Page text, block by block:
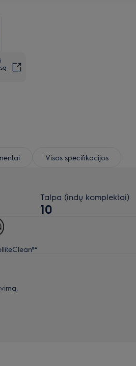
Visos specifikacijos
Talpa (indų komplektai)
10